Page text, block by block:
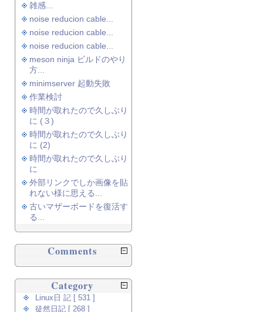
雑感...
noise reducion cable...
noise reducion cable...
noise reducion cable...
meson ninja ビルドのやり
方...
minimserver 起動失敗
作業検討
時間が取れたので久しぶり
に (３)
時間が取れたので久しぶり
に (2)
時間が取れたので久しぶり
に
外部リンクでしか画像を貼
れない様に思える...
古いマザーボードを復活す
る...
Comments
Category
Linux日 記 [ 531 ]
徒然日記 [ 268 ]